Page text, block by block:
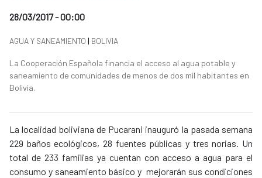
Date of publication of the news item
28/03/2017 - 00:00
News categories
AGUA Y SANEAMIENTO | BOLIVIA
Summary of the news
La Cooperación Española financia el acceso al agua potable y
saneamiento de comunidades de menos de dos mil habitantes en
Bolivia.
News content
La localidad boliviana de Pucarani inauguró la pasada semana
229 baños ecológicos, 28 fuentes públicas y tres norias. Un
total de 233 familias ya cuentan con acceso a agua para el
consumo y saneamiento básico y mejorarán sus condiciones